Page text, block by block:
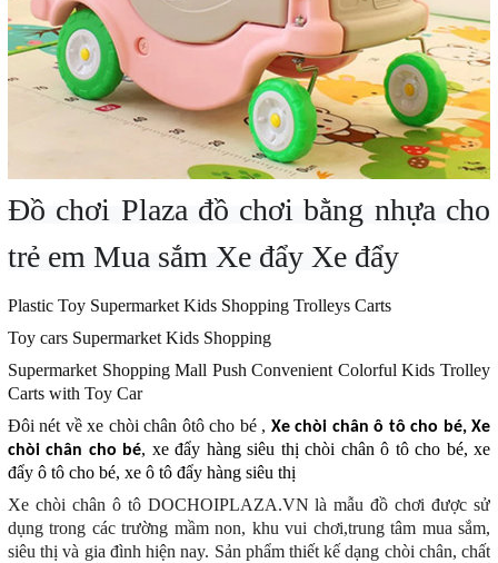
Đồ chơi Plaza đồ chơi bằng nhựa cho
trẻ em Mua sắm Xe đẩy Xe đẩy
Plastic Toy Supermarket Kids Shopping Trolleys Carts
Toy cars Supermarket Kids Shopping
Supermarket Shopping Mall Push Convenient Colorful Kids Trolley
Carts with Toy Car
Đôi nét về xe chòi chân ôtô cho bé , Xe chòi chân ô tô cho bé, Xe
chòi chân cho bé, xe đẩy hàng siêu thị chòi chân ô tô cho bé, xe
đẩy ô tô cho bé, xe ô tô đẩy hàng siêu thị
Xe chòi chân ô tô DOCHOIPLAZA.VNlà mẫu đồ chơi được sử
dụng trong các trường mầm non, khu vui chơi,trung tâm mua sắm,
siêu thị và gia đình hiện nay. Sản phẩm thiết kế dạng chòi chân, chất